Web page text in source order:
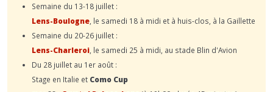
Semaine du 13-18 juillet :
Lens-Boulogne , le samedi 18 à midi et à huis-clos, à la Gaillette
Semaine du 20-26 juillet :
Lens-Charleroi , le samedi 25 à midi, au stade Blin d'Avion
Du 28 juillet au 1er août :
Stage en Italie et Como Cup